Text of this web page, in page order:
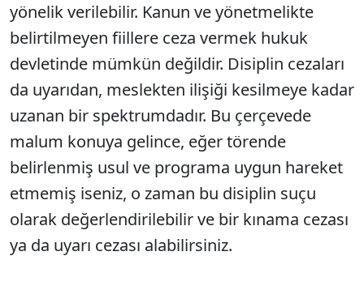
yönelik verilebilir. Kanun ve yönetmelikte
belirtilmeyen fiillere ceza vermek hukuk
devletinde mümkün değildir. Disiplin cezaları
da uyarıdan, meslekten ilişiği kesilmeye kadar
uzanan bir spektrumdadır. Bu çerçevede
malum konuya gelince, eğer törende
belirlenmiş usul ve programa uygun hareket
etmemiş iseniz, o zaman bu disiplin suçu
olarak değerlendirilebilir ve bir kınama cezası
ya da uyarı cezası alabilirsiniz.